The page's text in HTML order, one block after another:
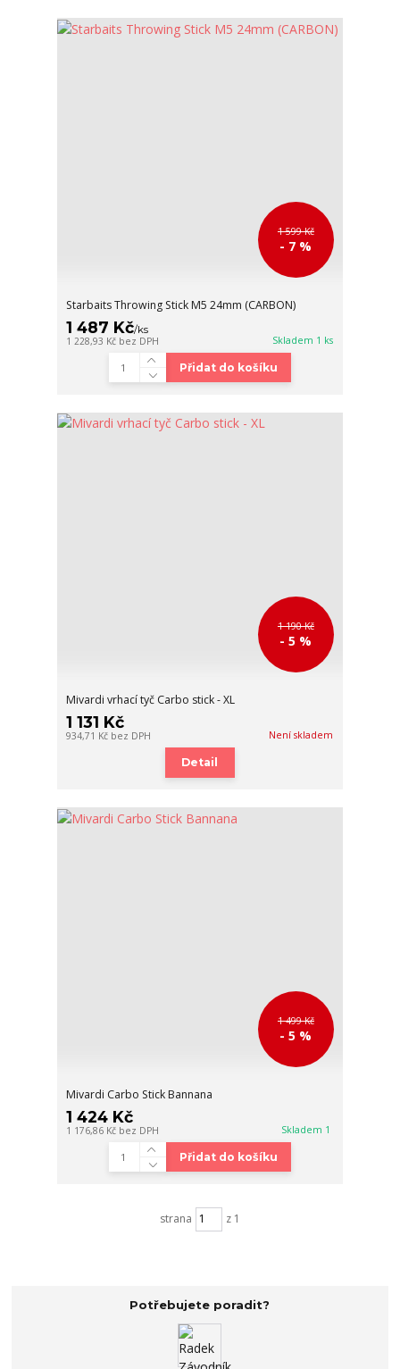
1 599 Kč
- 7 %
Starbaits Throwing Stick M5 24mm (CARBON)
1 487 Kč/ks
1 228,93 Kč bez DPH Skladem 1 ks
Přidat do košíku
1 190 Kč
- 5 %
Mivardi vrhací tyč Carbo stick - XL
1 131 Kč
934,71 Kč bez DPH Není skladem
Detail
1 499 Kč
- 5 %
Mivardi Carbo Stick Bannana
1 424 Kč
1 176,86 Kč bez DPH Skladem 1
Přidat do košíku
strana z 1
Potřebujete poradit?